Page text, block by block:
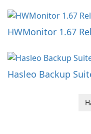
HWMonitor 1.67
Hasleo Backup